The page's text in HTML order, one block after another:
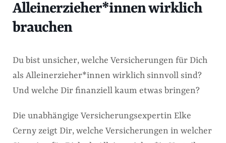
Alleinerzieher*innen wirklich
brauchen
Du bist unsicher, welche Versicherungen für Dich
als Alleinerzieher*innen wirklich sinnvoll sind?
Und welche Dir finanziell kaum etwas bringen?
Die unabhängige Versicherungsexpertin Elke
Cerny zeigt Dir, welche Versicherungen in welcher